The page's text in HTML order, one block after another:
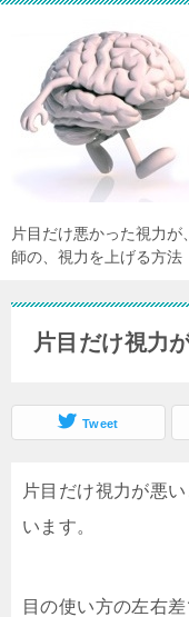
片目だけ悪かった視力が
師の、視力を上げる方法
片目だけ視力
Tweet
片目だけ視力が悪
います。
目の使い方の左右差